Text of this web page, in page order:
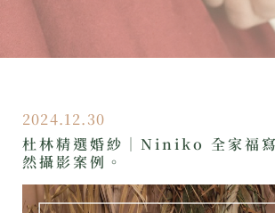
2024.12.30
杜林精選婚紗｜Niniko 全家福
然攝影案例。